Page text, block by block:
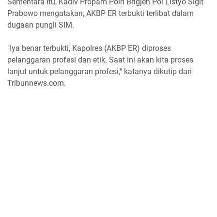
Prabowo mengatakan, AKBP ER terbukti terlibat dalam
dugaan pungli SIM.
"Iya benar terbukti, Kapolres (AKBP ER) diproses
pelanggaran profesi dan etik. Saat ini akan kita proses
lanjut untuk pelanggaran profesi," katanya dikutip dari
Tribunnews.com.